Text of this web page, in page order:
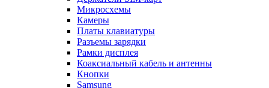
Микросхемы
Камеры
Платы клавиатуры
Разъемы зарядки
Рамки дисплея
Коаксиальный кабель и антенны
Кнопки
Samsung